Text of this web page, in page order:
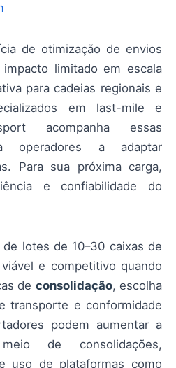
de otimização de envios
limitado em escala
para cadeias regionais e
em last-mile e
acompanha essas
operadores a adaptar
Para sua próxima carga,
e confiabilidade do
lotes de 10–30 caixas de
e competitivo quando
de consolidação, escolha
transporte e conformidade
podem aumentar a
de consolidações,
uso de plataformas como